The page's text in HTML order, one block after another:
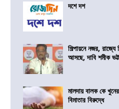
দশে দশ
শিল্পায়নে নজর, রাজ্যে
আসছে, দাবি শমীক
মালদায় বালক কে
বিমাতার বিরুদ্ধে